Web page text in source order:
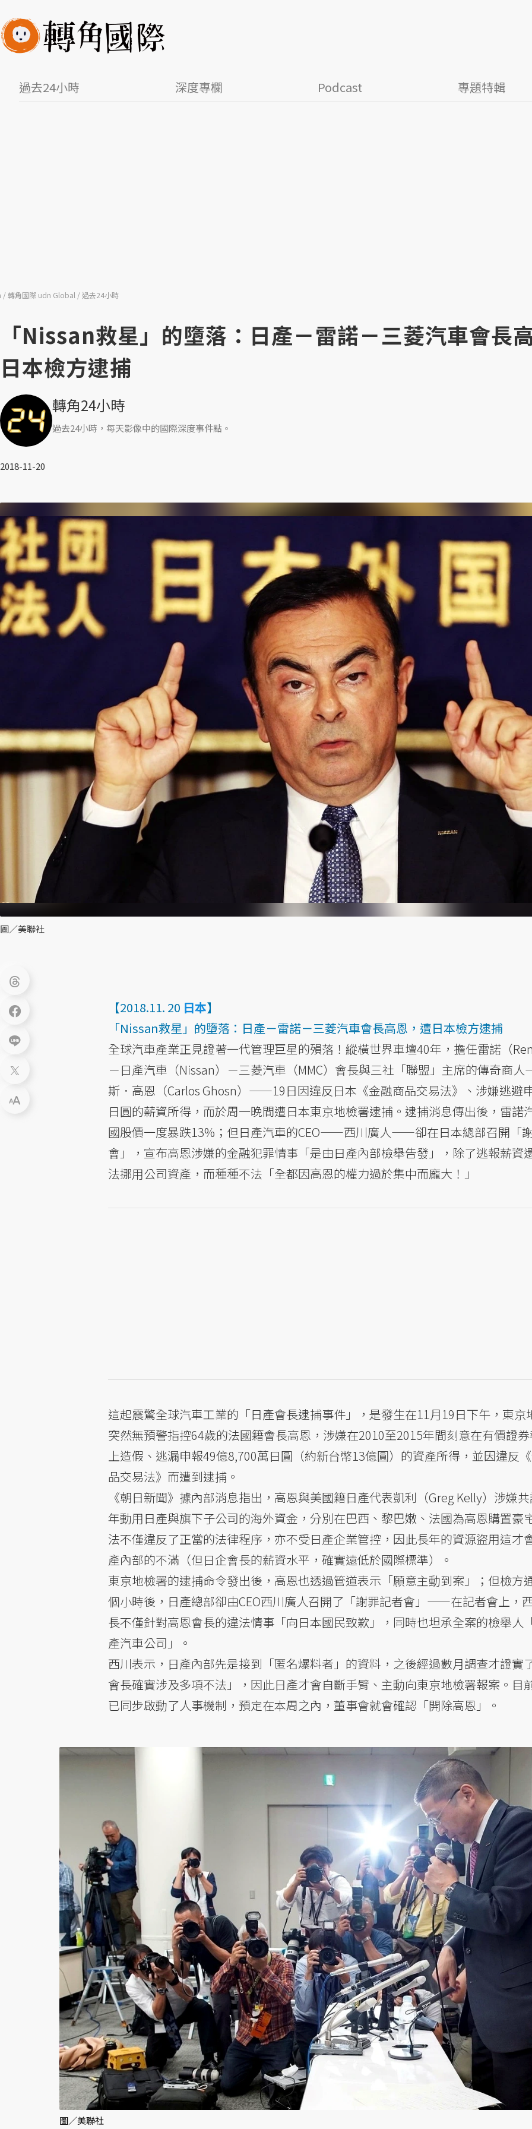
過去24小時 深度專欄 Podcast 專題特輯
轉角國際 udn Global 過去24小時
「Nissan救星」的墮落：日產－雷諾－三菱汽車會長
日本檢方逮捕
轉角24小時
過去24小時，每天影像中的國際深度事件點。
2018-11-20
圖／美聯社
【2018.11. 20 日本】
「Nissan救星」的墮落：日產－雷諾－三菱汽車會長高恩，遭日本檢方逮捕
全球汽車產業正見證著一代管理巨星的殞落！縱橫世界車壇40年，擔任雷諾（
－日產汽車（Nissan）－三菱汽車（MMC）會長與三社「聯盟」主席的傳奇商
斯．高恩（Carlos Ghosn）——19日因違反日本《金融商品交易法》、涉嫌逃避
日圓的薪資所得，而於周一晚間遭日本東京地檢署逮捕。逮捕消息傳出後，雷諾
國股價一度暴跌13%；但日產汽車的CEO——西川廣人——卻在日本總部召開「
會」，宣布高恩涉嫌的金融犯罪情事「是由日產內部檢舉告發」，除了逃報薪資
法挪用公司資產，而種種不法「全都因高恩的權力過於集中而龐大！」
這起震驚全球汽車工業的「日產會長逮捕事件」，是發生在11月19日下午，東京
突然無預警指控64歲的法國籍會長高恩，涉嫌在2010至2015年間刻意在有價證
上造假、逃漏申報49億8,700萬日圓（約新台幣13億圓）的資產所得，並因違反
品交易法》而遭到逮捕。
《朝日新聞》據內部消息指出，高恩與美國籍日產代表凱利（Greg Kelly）涉嫌
年動用日產與旗下子公司的海外資金，分別在巴西、黎巴嫩、法國為高恩購置豪
法不僅違反了正當的法律程序，亦不受日產企業管控，因此長年的資源盜用這才
產內部的不滿（但日企會長的薪資水平，確實遠低於國際標準）。
東京地檢署的逮捕命令發出後，高恩也透過管道表示「願意主動到案」；但檢方
個小時後，日產總部卻由CEO西川廣人召開了「謝罪記者會」——在記者會上，
長不僅針對高恩會長的違法情事「向日本國民致歉」，同時也坦承全案的檢舉人
產汽車公司」。
西川表示，日產內部先是接到「匿名爆料者」的資料，之後經過數月調查才證實
會長確實涉及多項不法」，因此日產才會自斷手臂、主動向東京地檢署報案。目
已同步啟動了人事機制，預定在本周之內，董事會就會確認「開除高恩」。
圖／美聯社